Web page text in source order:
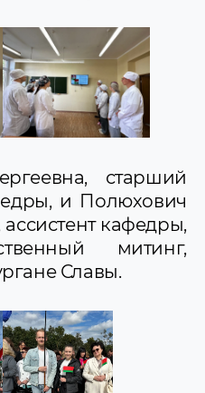
старший
и Полюхович
кафедры,
митинг,
Славы.